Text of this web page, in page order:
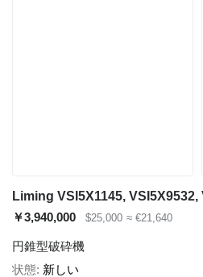
Liming VSI5X1145,
￥3,940,000
$25,000 ≈ €21,640
円錐型破砕機
状態 新しい